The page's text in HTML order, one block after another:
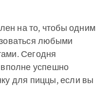
на то, чтобы одним
любыми
Сегодня
успешно
для пиццы, если вы